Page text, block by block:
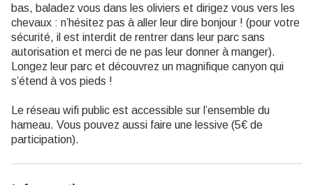
bas, baladez vous dans les oliviers et dirigez vous vers les
chevaux : n’hésitez pas à aller leur dire bonjour ! (pour votre
sécurité, il est interdit de rentrer dans leur parc sans
autorisation et merci de ne pas leur donner à manger).
Longez leur parc et découvrez un magnifique canyon qui
s’étend à vos pieds !
Le réseau wifi public est accessible sur l’ensemble du
hameau. Vous pouvez aussi faire une lessive (5€ de
participation).